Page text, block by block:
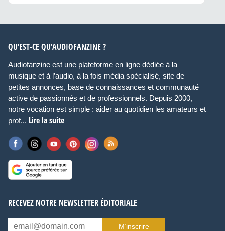
QU’EST-CE QU’AUDIOFANZINE ?
Audiofanzine est une plateforme en ligne dédiée à la
musique et à l’audio, à la fois média spécialisé, site de
petites annonces, base de connaissances et communauté
active de passionnés et de professionnels. Depuis 2000,
notre vocation est simple : aider au quotidien les amateurs et
prof... Lire la suite
RECEVEZ NOTRE NEWSLETTER ÉDITORIALE
M’inscrire